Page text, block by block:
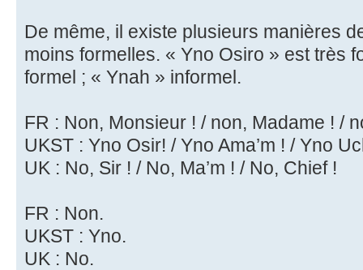
De même, il existe plusieurs manières
moins formelles. « Yno Osiro » est très
formel ; « Ynah » informel.
FR : Non, Monsieur ! / non, Madame ! /
UKST : Yno Osir! / Yno Ama’m ! / Yno
UK : No, Sir ! / No, Ma’m ! / No, Chief !
FR : Non.
UKST : Yno.
UK : No.